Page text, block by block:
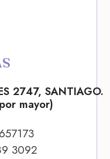
2747, SANTIAGO.
mayor)
3092